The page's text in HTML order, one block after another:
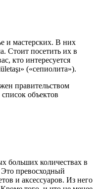
и мастерских. В них
Стоит посетить их в
кто интересуется
(«сепиолита»).
правительством
объектов
больших количествах в
превосходный
и аксессуаров. Из него